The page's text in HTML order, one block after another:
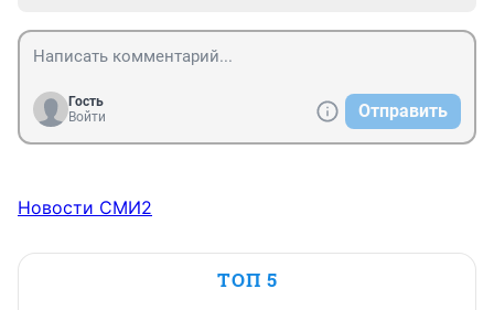
Гость
Войти
Отправить
Новости СМИ2
ТОП 5